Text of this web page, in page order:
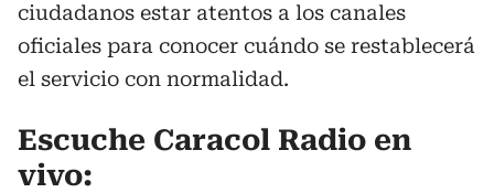
ciudadanos estar atentos a los canales
oficiales para conocer cuándo se restablecerá
el servicio con normalidad.
Escuche Caracol Radio en
vivo: